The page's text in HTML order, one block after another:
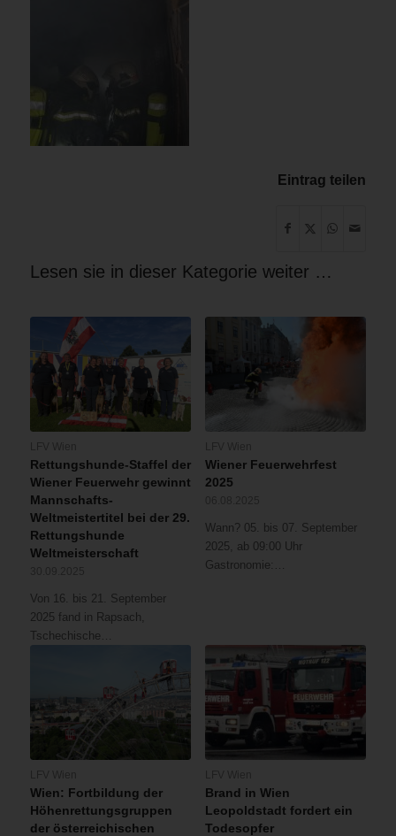
Eintrag teilen
Lesen sie in dieser Kategorie weiter …
Rettungshunde-Staffel der
Wiener Feuerwehr gewinnt
Mannschafts-
Weltmeistertitel bei der 29.
Rettungshunde
Weltmeisterschaft
Von 16. bis 21. September
2025 fand in Rapsach,
Tschechische…
Wiener Feuerwehrfest
2025
Wann? 05. bis 07. September
2025, ab 09:00 Uhr
Gastronomie:…
Wien: Fortbildung der
Höhenrettungsgruppen
der österreichischen
Brand in Wien
Leopoldstadt fordert ein
Todesopfer